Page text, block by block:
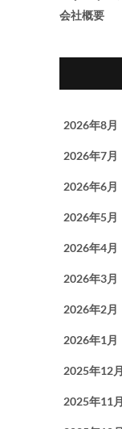
会社概要
2026年8月
2026年7月
2026年6月
2026年5月
2026年4月
2026年3月
2026年2月
2026年1月
2025年12月
2025年11月